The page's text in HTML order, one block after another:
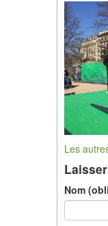
Les
Nom